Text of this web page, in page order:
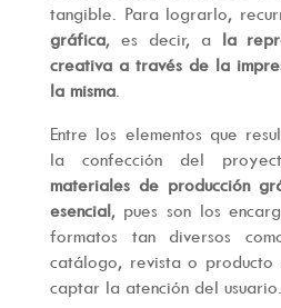
tangible. Para lograrlo,
gráfica, es decir, ala
creativa a través de la
la misma.
Entre los elementos que
la confección del
materiales de producción
esencial, pues son los
formatos tan diversos
catálogo, revista o producto
captar la atención del usuario.